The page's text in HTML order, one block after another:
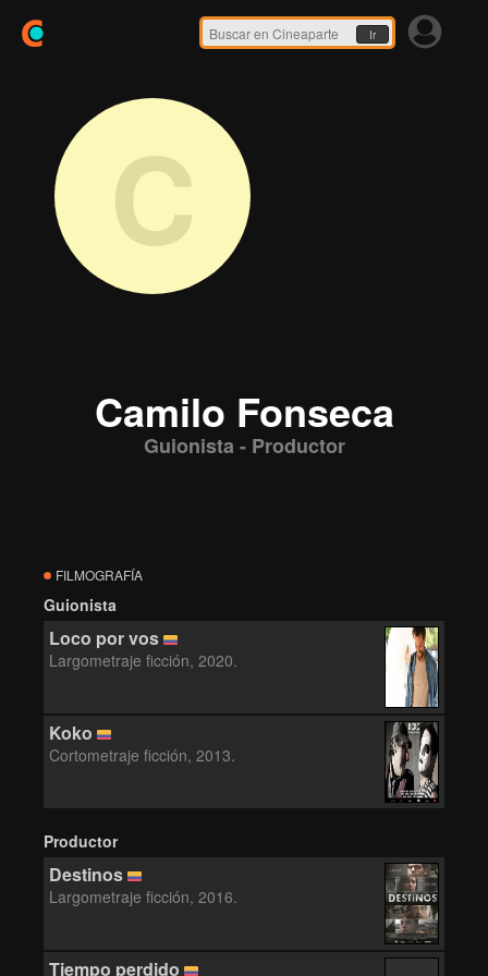
Ir
C
Camilo Fonseca
Guionista - Productor
FILMOGRAFÍA
Guionista
Loco por vos
Largometraje ficción, 2020.
Koko
Cortometraje ficción, 2013.
Productor
Destinos
Largometraje ficción, 2016.
Tiempo perdido